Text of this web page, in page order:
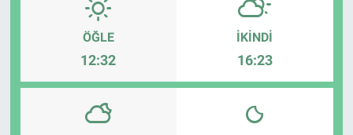
ÖĞLE
12:32
İKINDI
16:23